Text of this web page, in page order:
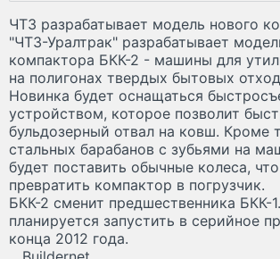
ЧТЗ разрабатывает модель нового
"ЧТЗ-Уралтрак" разрабатывает
компактора БКК-2 - машины для
на полигонах твердых бытовых
Новинка будет оснащаться
устройством, которое позволит
бульдозерный отвал на ковш. Кроме
стальных барабанов с зубьями на
будет поставить обычные колеса,
превратить компактор в погрузчик.
БКК-2 сменит предшественника БКК-
планируется запустить в серийное
конца 2012 года.